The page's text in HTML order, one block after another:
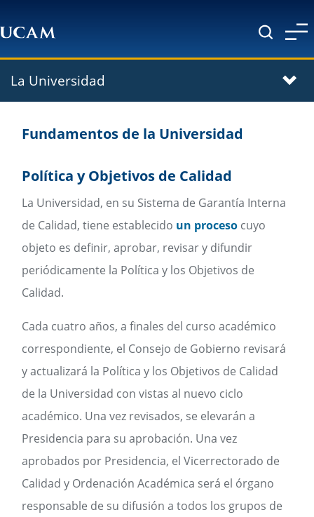
La Universidad
Fundamentos de la Universidad
Política y Objetivos de Calidad
La Universidad, en su Sistema de Garantía Interna
de Calidad, tiene establecido un proceso cuyo
objeto es definir, aprobar, revisar y difundir
periódicamente la Política y los Objetivos de
Calidad.
Cada cuatro años, a finales del curso académico
correspondiente, el Consejo de Gobierno revisará
y actualizará la Política y los Objetivos de Calidad
de la Universidad con vistas al nuevo ciclo
académico. Una vez revisados, se elevarán a
Presidencia para su aprobación. Una vez
aprobados por Presidencia, el Vicerrectorado de
Calidad y Ordenación Académica será el órgano
responsable de su difusión a todos los grupos de